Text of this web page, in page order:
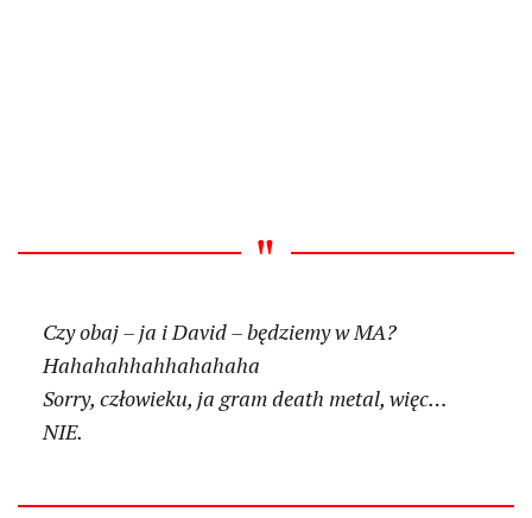
Czy obaj – ja i David – będziemy w MA?
Hahahahhahhahahaha
Sorry, człowieku, ja gram death metal, więc…
NIE.